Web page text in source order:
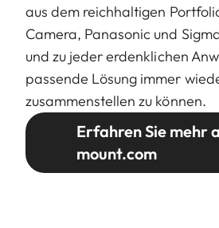
aus dem reichhaltigen
Camera, Panasonic und
und zu jeder erdenklichen
passende Lösung immer
zusammenstellen zu können.
Erfahren Sie mehr
mount.com